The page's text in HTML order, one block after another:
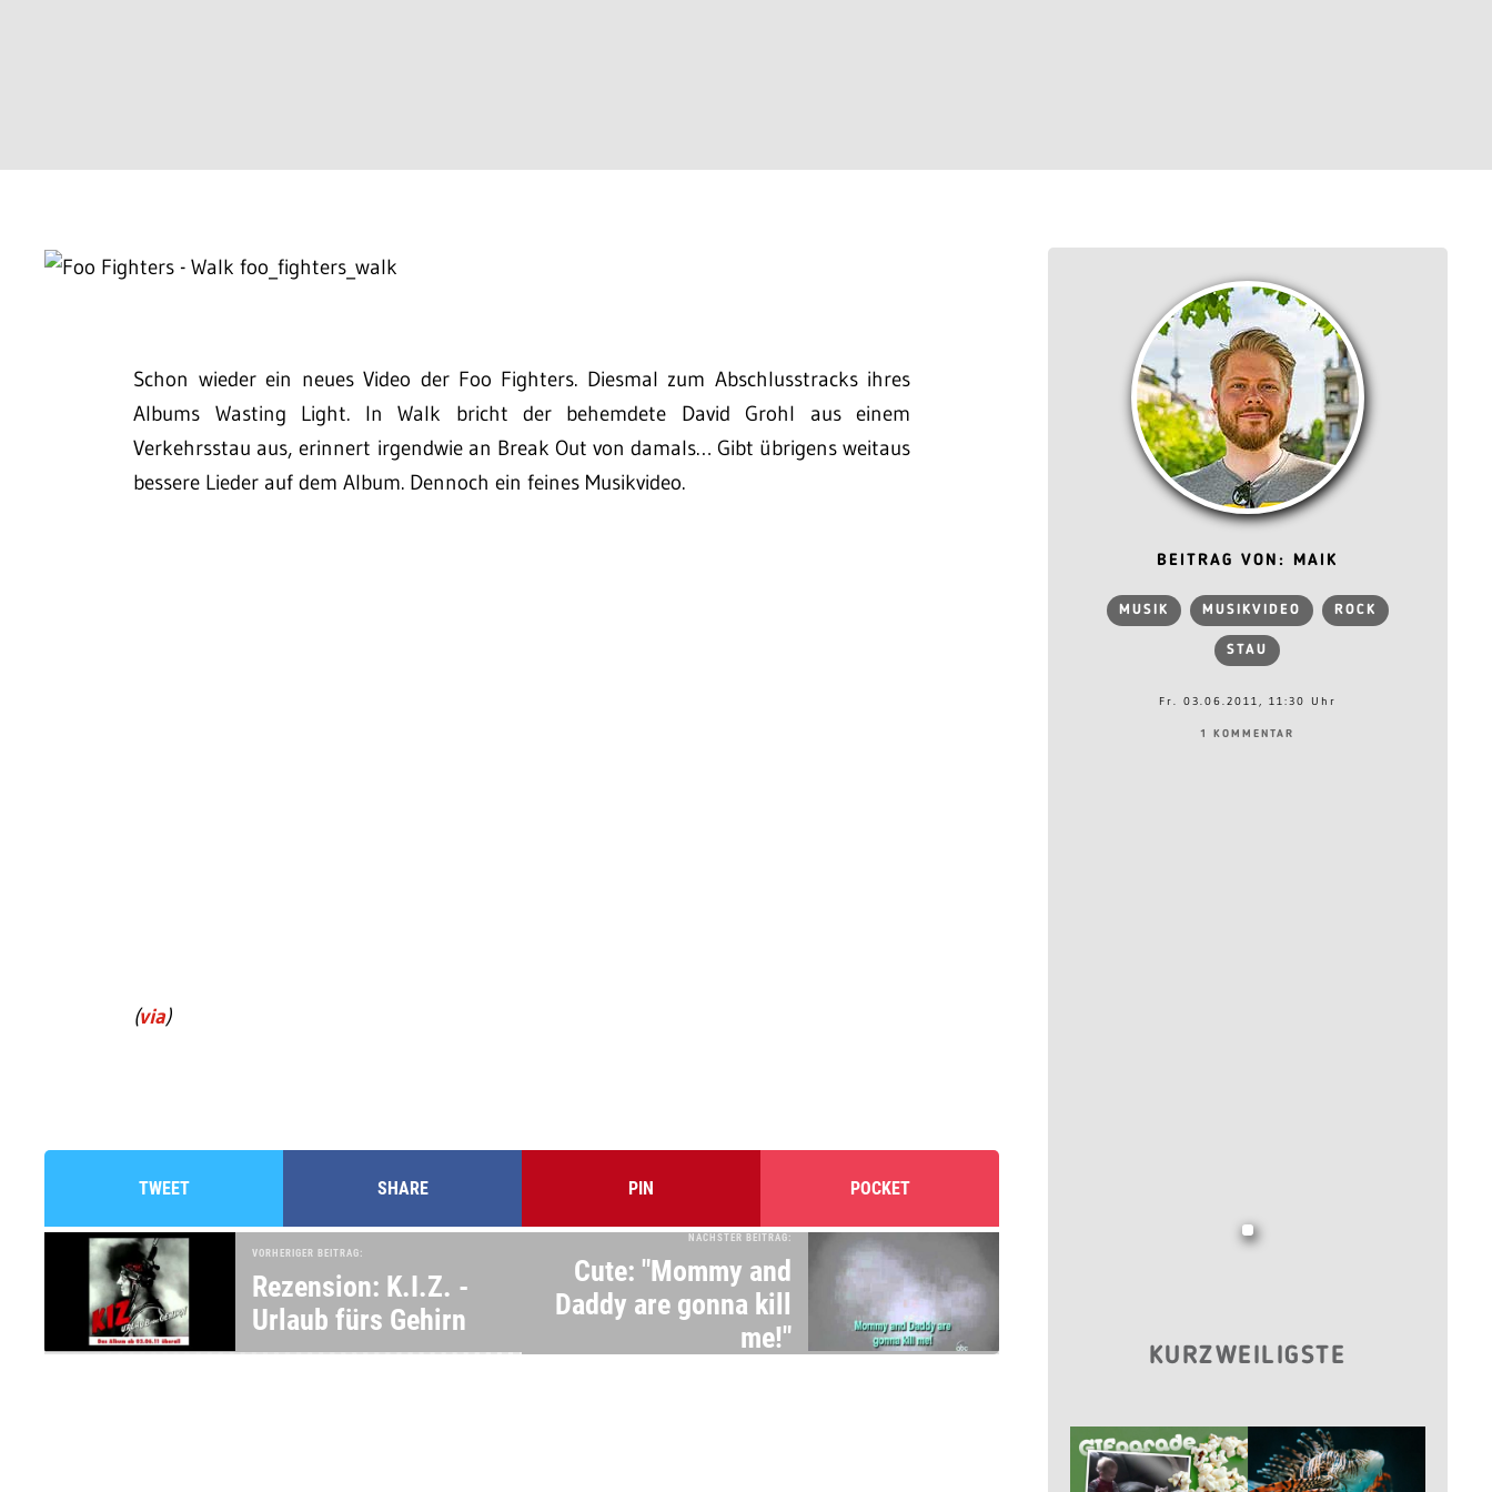
Schon wieder ein neues Video der Foo Fighters. Diesmal zum Abschlusstracks ihres
Albums Wasting Light. In Walk bricht der behemdete David Grohl aus einem
Verkehrsstau aus, erinnert irgendwie an Break Out von damals… Gibt übrigens weitaus
bessere Lieder auf dem Album. Dennoch ein feines Musikvideo.
(via)
TWEET SHARE PIN POCKET
VORHERIGER BEITRAG:
Rezension: K.I.Z. -
Urlaub fürs Gehirn
NÄCHSTER BEITRAG:
Cute: "Mommy and
Daddy are gonna kill
me!"
BEITRAG VON: MAIK
MUSIK MUSIKVIDEO ROCK
STAU
Fr. 03.06.2011, 11:30 Uhr
1 KOMMENTAR
KURZWEILIGSTE